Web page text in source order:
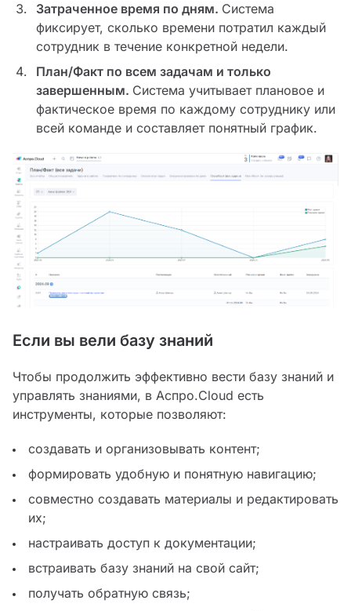
Затраченное время по дням. Система
фиксирует, сколько времени потратил каждый
сотрудник в течение конкретной недели.
План/Факт по всем задачам и только
завершенным. Система учитывает плановое и
фактическое время по каждому сотруднику или
всей команде и составляет понятный график.
Если вы вели базу знаний
Чтобы продолжить эффективно вести базу знаний и
управлять знаниями, в Аспро.Cloud есть
инструменты, которые позволяют:
создавать и организовывать контент;
формировать удобную и понятную навигацию;
совместно создавать материалы и редактировать
их;
настраивать доступ к документации;
встраивать базу знаний на свой сайт;
получать обратную связь;